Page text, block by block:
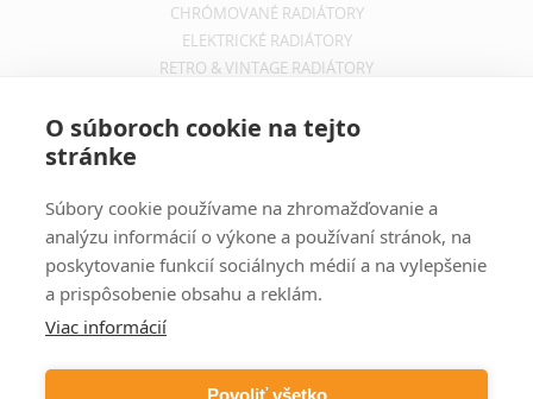
CHRÓMOVANÉ RADIÁTORY
ELEKTRICKÉ RADIÁTORY
RETRO & VINTAGE RADIÁTORY
INFORMÁCIE O DOPRAVE
OCHRANA SÚKROMIA
Zadajte svoju e-mailovú adresu a budete vždy informovaný o
aktuálnych akciách, novinkách a zľavách z našej ponuky dizajnových
O súboroch cookie na tejto
stránke
Súbory cookie používame na zhromažďovanie a
analýzu informácií o výkone a používaní stránok, na
poskytovanie funkcií sociálnych médií a na vylepšenie
a prispôsobenie obsahu a reklám.
Viac informácií
Povoliť všetko